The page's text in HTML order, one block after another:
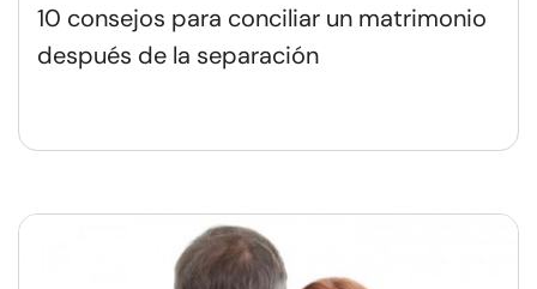
10 consejos para conciliar un matrimonio
después de la separación